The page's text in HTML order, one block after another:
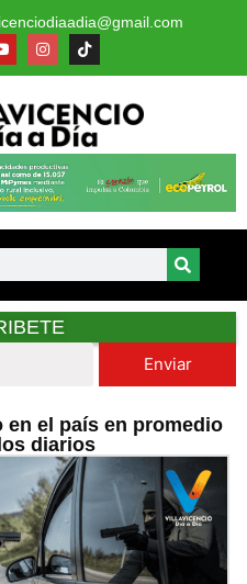
Enviar
en el país en promedio
diarios